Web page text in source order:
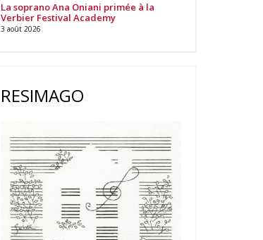
La soprano Ana Oniani primée à la
Verbier Festival Academy
3 août 2026
RESIMAGO